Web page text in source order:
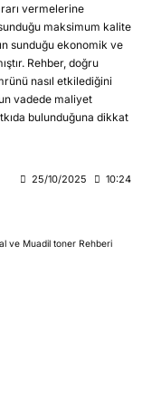
vermelerine
maksimum kalite
sunduğu ekonomik ve
Rehber, doğru
nasıl etkilediğini
vadede maliyet
bulunduğuna dikkat
25/10/2025 10:24